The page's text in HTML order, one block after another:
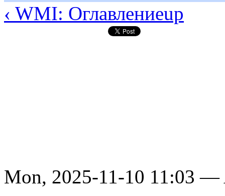
‹ WMI: Оглавлениеup
Mon, 2025-11-10 11:03 —